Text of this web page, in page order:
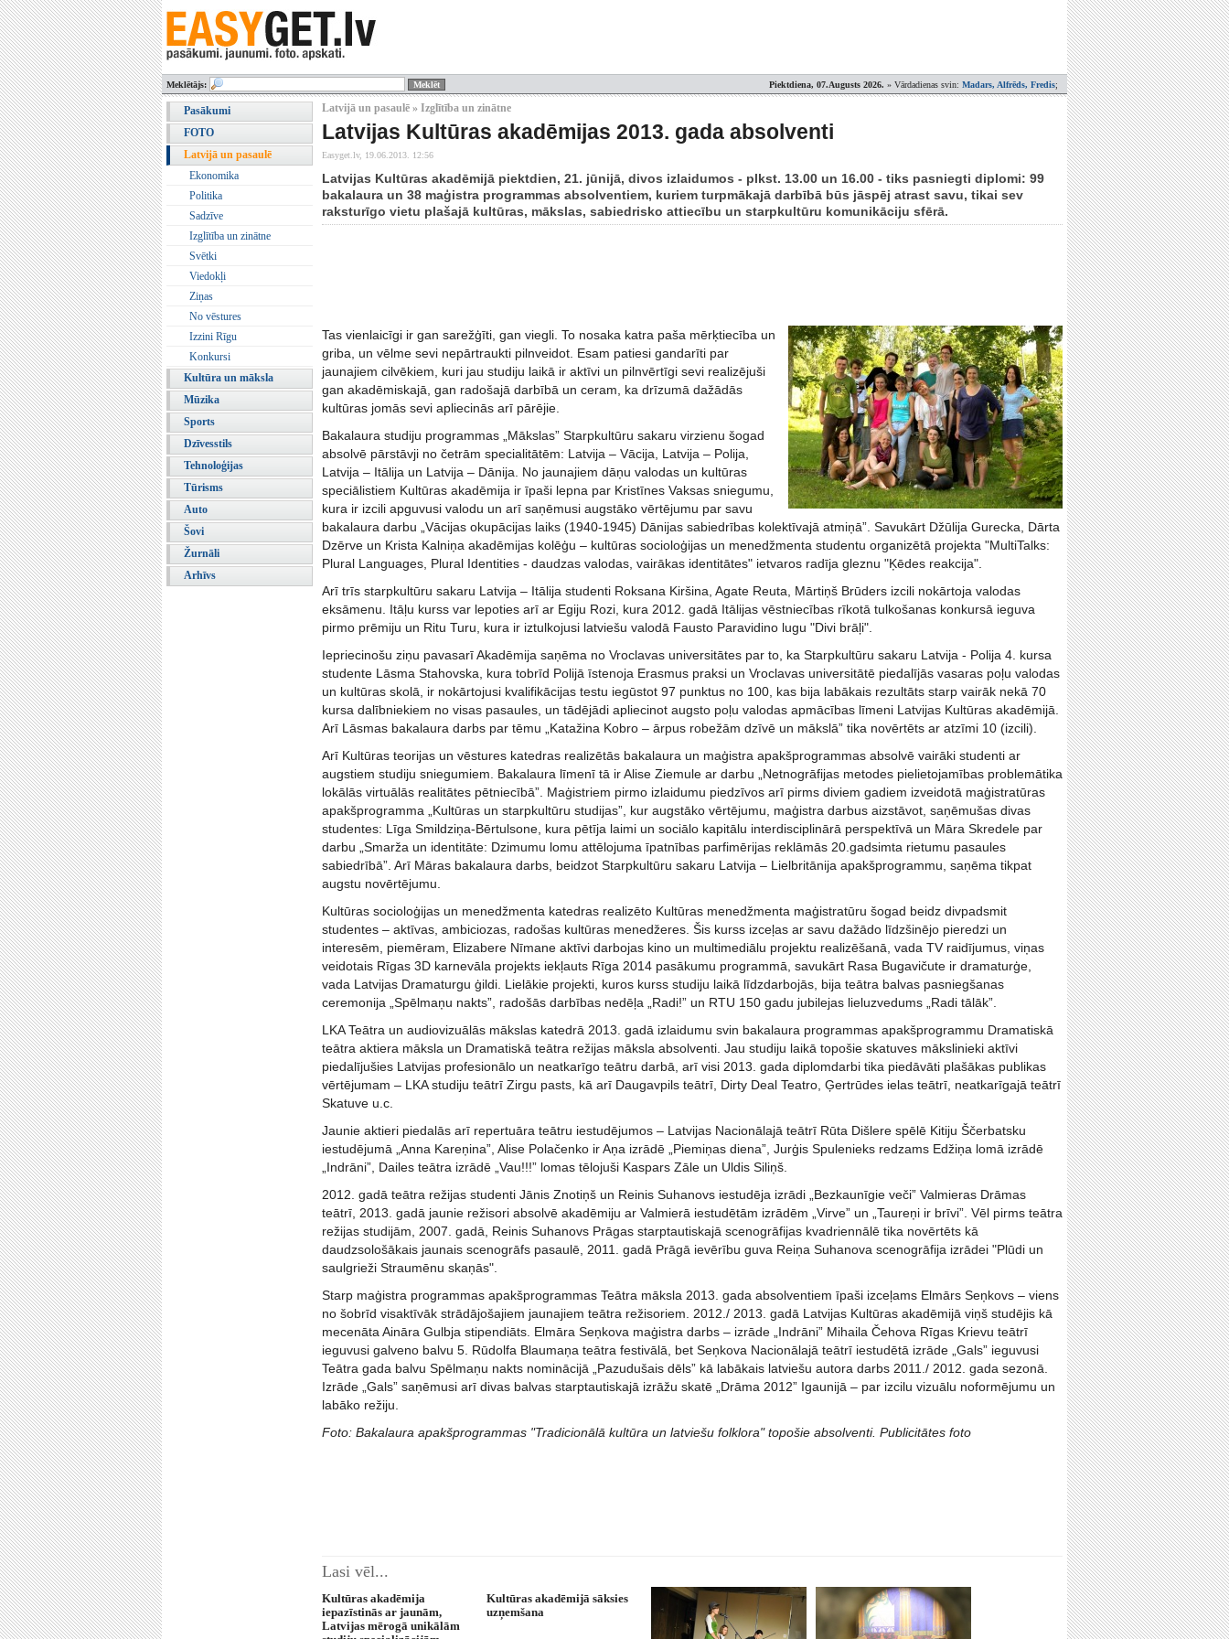
Piektdiena, 07.Augusts 2026. » Vārdadienas svin: Madars, Alfrēds, Fredis;
Meklētājs:
Pasākumi
FOTO
Latvijā un pasaulē
Ekonomika
Politika
Sadzīve
Izglītība un zinātne
Svētki
Viedokļi
Ziņas
No vēstures
Izzini Rīgu
Konkursi
Kultūra un māksla
Mūzika
Sports
Dzīvesstils
Tehnoloģijas
Tūrisms
Auto
Šovi
Žurnāli
Arhīvs
Latvijā un pasaulē » Izglītība un zinātne
Latvijas Kultūras akadēmijas 2013. gada absolventi
Easyget.lv, 19.06.2013. 12:56
Latvijas Kultūras akadēmijā piektdien, 21. jūnijā, divos izlaidumos - plkst. 13.00 un 16.00 - tiks pasniegti diplomi: 99
bakalaura un 38 maģistra programmas absolventiem, kuriem turpmākajā darbībā būs jāspēj atrast savu, tikai sev
raksturīgo vietu plašajā kultūras, mākslas, sabiedrisko attiecību un starpkultūru komunikāciju sfērā.
Tas vienlaicīgi ir gan sarežģīti, gan viegli. To nosaka katra paša mērķtiecība un
griba, un vēlme sevi nepārtraukti pilnveidot. Esam patiesi gandarīti par
jaunajiem cilvēkiem, kuri jau studiju laikā ir aktīvi un pilnvērtīgi sevi realizējuši
gan akadēmiskajā, gan radošajā darbībā un ceram, ka drīzumā dažādās
kultūras jomās sevi apliecinās arī pārējie.
Bakalaura studiju programmas „Mākslas” Starpkultūru sakaru virzienu šogad
absolvē pārstāvji no četrām specialitātēm: Latvija – Vācija, Latvija – Polija,
Latvija – Itālija un Latvija – Dānija. No jaunajiem dāņu valodas un kultūras
speciālistiem Kultūras akadēmija ir īpaši lepna par Kristīnes Vaksas sniegumu,
kura ir izcili apguvusi valodu un arī saņēmusi augstāko vērtējumu par savu
bakalaura darbu „Vācijas okupācijas laiks (1940-1945) Dānijas sabiedrības kolektīvajā atmiņā”. Savukārt Džūlija Gurecka, Dārta
Dzērve un Krista Kalniņa akadēmijas kolēģu – kultūras socioloģijas un menedžmenta studentu organizētā projekta "MultiTalks:
Plural Languages, Plural Identities - daudzas valodas, vairākas identitātes" ietvaros radīja gleznu "Ķēdes reakcija".
Arī trīs starpkultūru sakaru Latvija – Itālija studenti Roksana Kiršina, Agate Reuta, Mārtiņš Brūders izcili nokārtoja valodas
eksāmenu. Itāļu kurss var lepoties arī ar Egiju Rozi, kura 2012. gadā Itālijas vēstniecības rīkotā tulkošanas konkursā ieguva
pirmo prēmiju un Ritu Turu, kura ir iztulkojusi latviešu valodā Fausto Paravidino lugu "Divi brāļi".
Iepriecinošu ziņu pavasarī Akadēmija saņēma no Vroclavas universitātes par to, ka Starpkultūru sakaru Latvija - Polija 4. kursa
studente Lāsma Stahovska, kura tobrīd Polijā īstenoja Erasmus praksi un Vroclavas universitātē piedalījās vasaras poļu valodas
un kultūras skolā, ir nokārtojusi kvalifikācijas testu iegūstot 97 punktus no 100, kas bija labākais rezultāts starp vairāk nekā 70
kursa dalībniekiem no visas pasaules, un tādējādi apliecinot augsto poļu valodas apmācības līmeni Latvijas Kultūras akadēmijā.
Arī Lāsmas bakalaura darbs par tēmu „Katažina Kobro – ārpus robežām dzīvē un mākslā” tika novērtēts ar atzīmi 10 (izcili).
Arī Kultūras teorijas un vēstures katedras realizētās bakalaura un maģistra apakšprogrammas absolvē vairāki studenti ar
augstiem studiju sniegumiem. Bakalaura līmenī tā ir Alise Ziemule ar darbu „Netnogrāfijas metodes pielietojamības problemātika
lokālās virtuālās realitātes pētniecībā”. Maģistriem pirmo izlaidumu piedzīvos arī pirms diviem gadiem izveidotā maģistratūras
apakšprogramma „Kultūras un starpkultūru studijas”, kur augstāko vērtējumu, maģistra darbus aizstāvot, saņēmušas divas
studentes: Līga Smildziņa-Bērtulsone, kura pētīja laimi un sociālo kapitālu interdisciplinārā perspektīvā un Māra Skredele par
darbu „Smarža un identitāte: Dzimumu lomu attēlojuma īpatnības parfimērijas reklāmās 20.gadsimta rietumu pasaules
sabiedrībā”. Arī Māras bakalaura darbs, beidzot Starpkultūru sakaru Latvija – Lielbritānija apakšprogrammu, saņēma tikpat
augstu novērtējumu.
Kultūras socioloģijas un menedžmenta katedras realizēto Kultūras menedžmenta maģistratūru šogad beidz divpadsmit
studentes – aktīvas, ambiciozas, radošas kultūras menedžeres. Šis kurss izceļas ar savu dažādo līdzšinējo pieredzi un
interesēm, piemēram, Elizabere Nīmane aktīvi darbojas kino un multimediālu projektu realizēšanā, vada TV raidījumus, viņas
veidotais Rīgas 3D karnevāla projekts iekļauts Rīga 2014 pasākumu programmā, savukārt Rasa Bugavičute ir dramaturģe,
vada Latvijas Dramaturgu ģildi. Lielākie projekti, kuros kurss studiju laikā līdzdarbojās, bija teātra balvas pasniegšanas
ceremonija „Spēlmaņu nakts”, radošās darbības nedēļa „Radi!” un RTU 150 gadu jubilejas lieluzvedums „Radi tālāk”.
LKA Teātra un audiovizuālās mākslas katedrā 2013. gadā izlaidumu svin bakalaura programmas apakšprogrammu Dramatiskā
teātra aktiera māksla un Dramatiskā teātra režijas māksla absolventi. Jau studiju laikā topošie skatuves mākslinieki aktīvi
piedalījušies Latvijas profesionālo un neatkarīgo teātru darbā, arī visi 2013. gada diplomdarbi tika piedāvāti plašākas publikas
vērtējumam – LKA studiju teātrī Zirgu pasts, kā arī Daugavpils teātrī, Dirty Deal Teatro, Ģertrūdes ielas teātrī, neatkarīgajā teātrī
Skatuve u.c.
Jaunie aktieri piedalās arī repertuāra teātru iestudējumos – Latvijas Nacionālajā teātrī Rūta Dišlere spēlē Kitiju Ščerbatsku
iestudējumā „Anna Kareņina”, Alise Polačenko ir Aņa izrādē „Piemiņas diena”, Jurģis Spulenieks redzams Edžiņa lomā izrādē
„Indrāni”, Dailes teātra izrādē „Vau!!!” lomas tēlojuši Kaspars Zāle un Uldis Siliņš.
2012. gadā teātra režijas studenti Jānis Znotiņš un Reinis Suhanovs iestudēja izrādi „Bezkaunīgie veči” Valmieras Drāmas
teātrī, 2013. gadā jaunie režisori absolvē akadēmiju ar Valmierā iestudētām izrādēm „Virve” un „Taureņi ir brīvi”. Vēl pirms teātra
režijas studijām, 2007. gadā, Reinis Suhanovs Prāgas starptautiskajā scenogrāfijas kvadriennālē tika novērtēts kā
daudzsološākais jaunais scenogrāfs pasaulē, 2011. gadā Prāgā ievērību guva Reiņa Suhanova scenogrāfija izrādei "Plūdi un
saulgrieži Straumēnu skaņās".
Starp maģistra programmas apakšprogrammas Teātra māksla 2013. gada absolventiem īpaši izceļams Elmārs Seņkovs – viens
no šobrīd visaktīvāk strādājošajiem jaunajiem teātra režisoriem. 2012./ 2013. gadā Latvijas Kultūras akadēmijā viņš studējis kā
mecenāta Aināra Gulbja stipendiāts. Elmāra Seņkova maģistra darbs – izrāde „Indrāni” Mihaila Čehova Rīgas Krievu teātrī
ieguvusi galveno balvu 5. Rūdolfa Blaumaņa teātra festivālā, bet Seņkova Nacionālajā teātrī iestudētā izrāde „Gals” ieguvusi
Teātra gada balvu Spēlmaņu nakts nominācijā „Pazudušais dēls” kā labākais latviešu autora darbs 2011./ 2012. gada sezonā.
Izrāde „Gals” saņēmusi arī divas balvas starptautiskajā izrāžu skatē „Drāma 2012” Igaunijā – par izcilu vizuālu noformējumu un
labāko režiju.
Foto: Bakalaura apakšprogrammas "Tradicionālā kultūra un latviešu folklora" topošie absolventi. Publicitātes foto
Lasi vēl...
Kultūras akadēmija
iepazīstinās ar jaunām,
Latvijas mērogā unikālām
Kultūras akadēmijā sāksies
uzņemšana